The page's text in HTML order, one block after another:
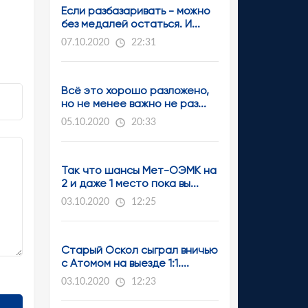
Если разбазаривать - можно
без медалей остаться. И...
07.10.2020 22:31
Всё это хорошо разложено,
но не менее важно не раз...
05.10.2020 20:33
Так что шансы Мет-ОЭМК на
2 и даже 1 место пока вы...
03.10.2020 12:25
Старый Оскол сыграл вничью
с Атомом на выезде 1:1....
03.10.2020 12:23